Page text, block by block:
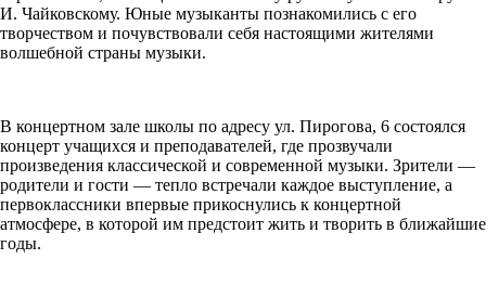
И. Чайковскому. Юные музыканты познакомились с его
творчеством и почувствовали себя настоящими жителями
волшебной страны музыки.
В концертном зале школы по адресу ул. Пирогова, 6 состоялся
концерт учащихся и преподавателей, где прозвучали
произведения классической и современной музыки. Зрители —
родители и гости — тепло встречали каждое выступление, а
первоклассники впервые прикоснулись к концертной
атмосфере, в которой им предстоит жить и творить в ближайшие
годы.